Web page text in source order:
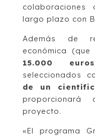
largo plazo con
Además de
económica (que
15.000 euros
seleccionados
de un
proporcionará
proyecto.
«El programa